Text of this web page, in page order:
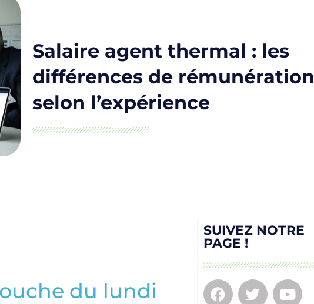
Salaire agent thermal : les
différences de rémunération
selon l’expérience
du lundi
SUIVEZ NOTRE
PAGE !